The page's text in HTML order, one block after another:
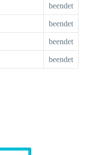
beendet
beendet
beendet
beendet